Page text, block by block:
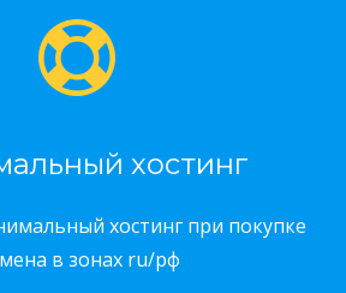
хостинг
хостинг при покупке
в зонах ru/рф